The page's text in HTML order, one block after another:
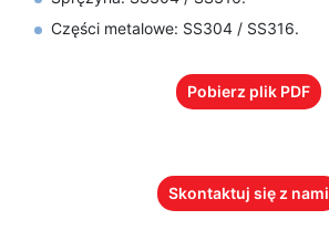
Części metalowe: SS304 / SS316.
Pobierz plik PDF
Skontaktuj się z nami